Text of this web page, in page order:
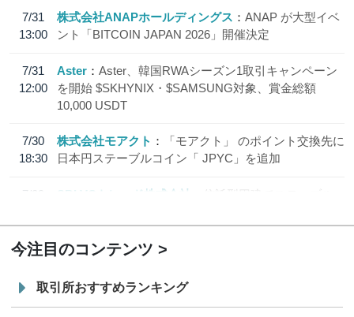
7/31
13:00
株式会社ANAPホールディングス
ANAP が大型イベ
ント「BITCOIN JAPAN 2026」開催決定
7/31
12:00
Aster
Aster、韓国RWAシーズン1取引キャンペーン
を開始 $SKHYNIX・$SAMSUNG対象、賞金総額
10,000 USDT
7/30
18:30
株式会社モアクト
「モアクト」 のポイント交換先に
日本円ステーブルコイン「 JPYC」を追加
7/29
SBI VCトレード株式会社
信託型円建てステーブル
今注目のコンテンツ
取引所おすすめランキング